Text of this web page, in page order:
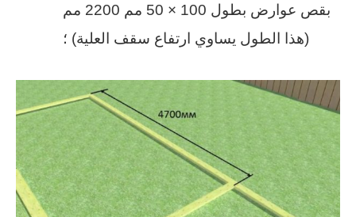
بقص عوارض بطول 100 × 50 مم 2200 مم
(هذا الطول يساوي ارتفاع سقف العلية) ؛